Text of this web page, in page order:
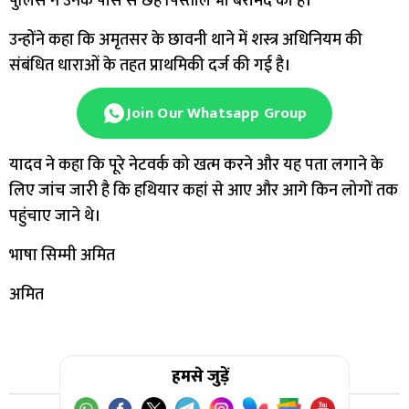
उन्होंने कहा कि अमृतसर के छावनी थाने में शस्त्र अधिनियम की
संबंधित धाराओं के तहत प्राथमिकी दर्ज की गई है।
Join Our Whatsapp Group
यादव ने कहा कि पूरे नेटवर्क को खत्म करने और यह पता लगाने के
लिए जांच जारी है कि हथियार कहां से आए और आगे किन लोगों तक
पहुंचाए जाने थे।
भाषा सिम्मी अमित
अमित
हमसे जुड़ें